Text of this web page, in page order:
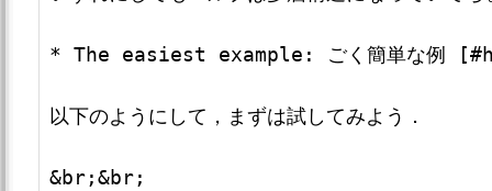
* The easiest example: ごく簡単な例
以下のようにして，まずは試してみよう．
&br;&br;